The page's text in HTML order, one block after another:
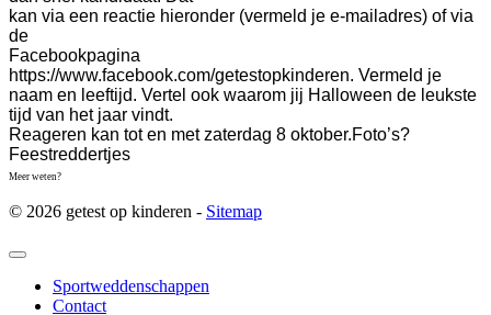
kan via een reactie hieronder (vermeld je e-mailadres) of via
de
Facebookpagina
https://www.facebook.com/getestopkinderen. Vermeld je
naam en leeftijd. Vertel ook waarom jij Halloween de leukste
tijd van het jaar vindt.
Reageren kan tot en metzaterdag 8 oktober.Foto’s?
Feestreddertjes
Meer weten?
© 2026 getest op kinderen - Sitemap
Sportweddenschappen
Contact